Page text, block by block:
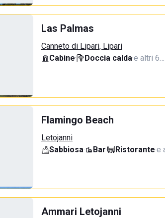
Las Palmas
Canneto di Lipari, Lipari
Cabine· Doccia calda·e altri 6…
Flamingo Beach
Letojanni
Sabbiosa· Bar· Ristorante·e
Ammari Letojanni